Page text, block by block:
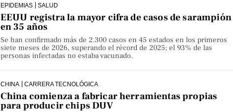
EPIDEMIAS SALUD
EEUU registra la mayor cifra de casos de sarampión
en 35 años
Se han confirmado más de 2.300 casos en 45 estados en los primeros
siete meses de 2026, superando el récord de 2025; el 93% de las
personas infectadas no estaba vacunado.
CHINA CARRERA TECNOLÓGICA
China comienza a fabricar herramientas propias
para producir chips DUV